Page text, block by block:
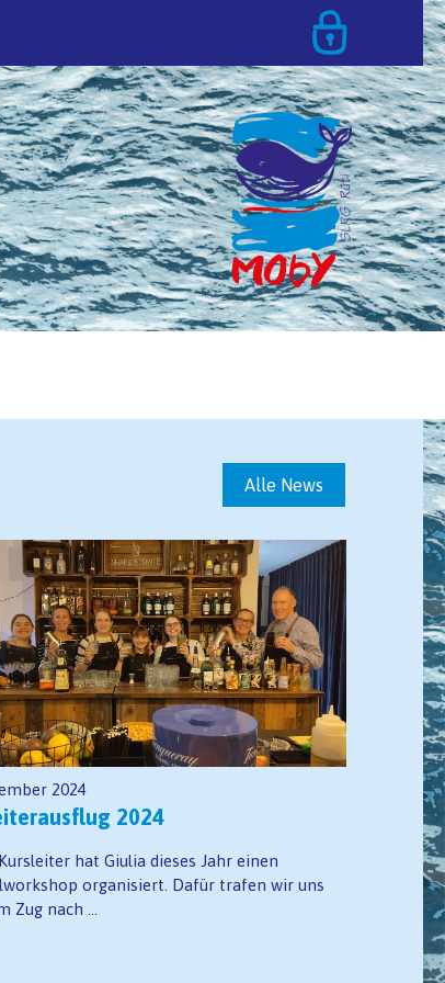
Alle News
2024
2024
hat Giulia dieses Jahr einen
organisiert. Dafür trafen wir uns
Zug nach ...